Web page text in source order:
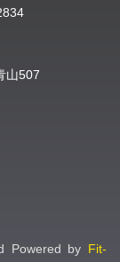
山507
Powered by Fit-